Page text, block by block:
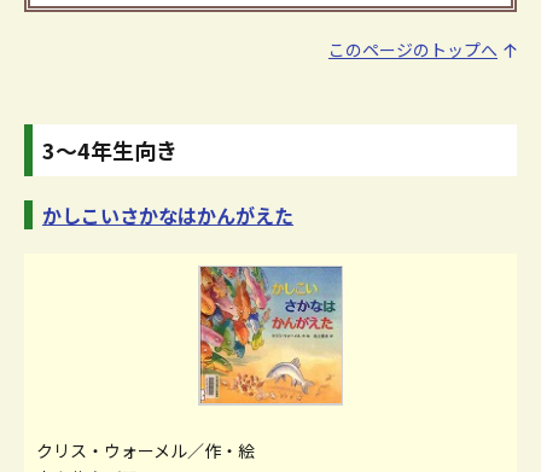
このページのトップへ
3～4年生向き
かしこいさかなはかんがえた
クリス・ウォーメル／作・絵